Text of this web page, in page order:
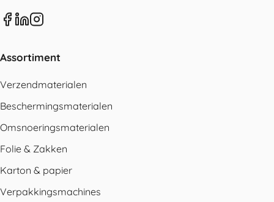
Assortiment
Verzendmaterialen
Beschermingsmaterialen
Omsnoeringsmaterialen
Folie & Zakken
Karton & papier
Verpakkingsmachines